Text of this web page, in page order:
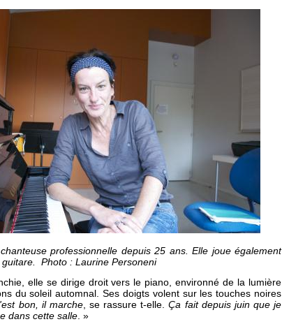
professionnelle depuis 25 ans. Elle joue également
Photo : Laurine Personeni
elle se dirige droit vers le piano, environné de la lumière
du soleil automnal. Ses doigts volent sur les touches noires
bon, il marche, se rassure t-elle.Ça fait depuis juin que je
dans cette salle. »